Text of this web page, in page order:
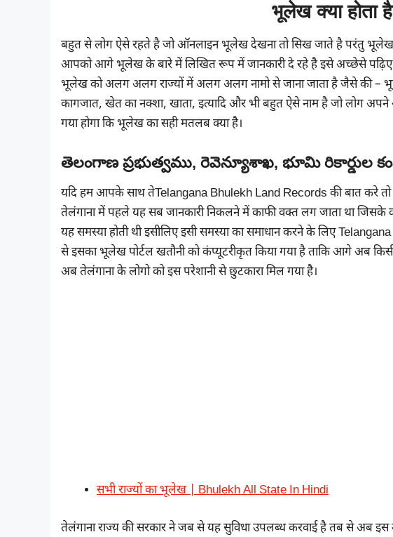
भूलेख क्या होता
बहुत से लोग ऐसे रहते है जो ऑनलाइन भूलेख देखना तो सिख जाते है परंतु भूलेख
आपको आगे भूलेख के बारे में लिखित रूप में जानकारी दे रहे है इसे अच्छेसे पढ़िए
भूलेख को अलग अलग राज्यों में अलग अलग नामो से जाना जाता है जैसे की –
कागजात, खेत का नक्शा, खाता, इत्यादि और भी बहुत ऐसे नाम है जो लोग
गया होगा कि भूलेख का सही मतलब क्या है।
తెలంగాణ ప్రభుత్వము, రెవెన్యూశాఖ, భూమి రికార్డుల
यदि हम आपके साथ तेTelangana Bhulekh Land Records की बात करे
तेलंगाना में पहले यह सब जानकारी निकलने में काफी वक्त लग जाता था जिसके
यह समस्या होती थी इसीलिए इसी समस्या का समाधान करने के लिए
से इसका भूलेख पोर्टल खतौनी को कंप्यूटरीकृत किया गया है ताकि आगे अब
अब तेलंगाना के लोगो को इस परेशानी से छुटकारा मिल गया है।
सभी राज्यों का भूलेख | Bhulekh All State In Hindi
तेलंगाना राज्य की सरकार ने जब से यह सुविधा उपलब्ध करवाई है तब से अब